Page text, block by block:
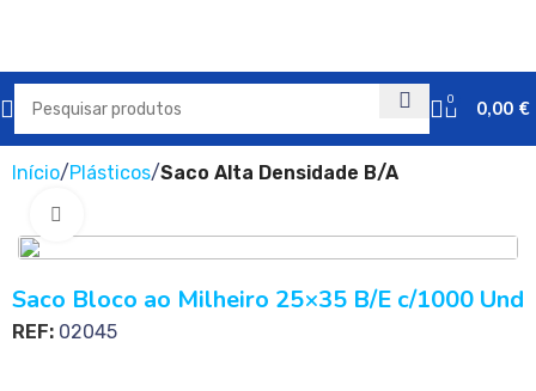
0 0,00 €
Início Plásticos Saco Alta Densidade B/A
Saco Bloco ao Milheiro 25×35 B/E c/1000 Und
REF: 02045